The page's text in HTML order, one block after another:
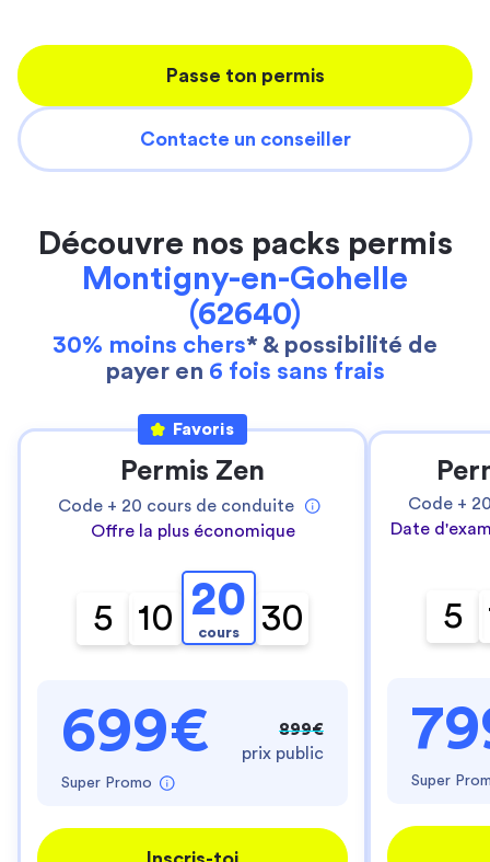
Passe ton permis
Contacte un conseiller
Découvre nos packs permis
Montigny-en-Gohelle
(62640)
30% moins chers* & possibilité de
payer en 6 fois sans frais
Favoris
Permis Zen
Code + 20 cours de conduite
Offre la plus économique
5 10 20
cours 30
699€
Super Promo
899€
prix public
Code +
Date
5
Super